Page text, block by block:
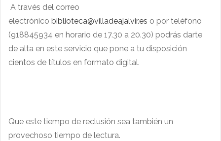
A través del correo
electrónico biblioteca@villadeajalvir.es o por teléfono
(918845934 en horario de 17.30 a 20.30) podrás darte
de alta en este servicio que pone a tu disposición
cientos de títulos en formato digital.
Que este tiempo de reclusión sea también un
provechoso tiempo de lectura.